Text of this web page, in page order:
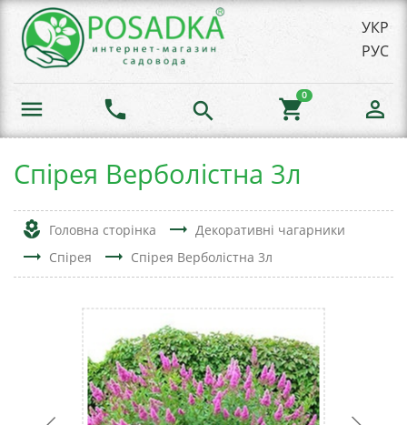
УКР
РУС
menu phone search shopping_cart
0
person_outline
Спірея Верболістна 3л
local_florist Головна сторінка trending_flat Декоративні чагарники
trending_flat Спірея trending_flat Спірея Верболістна 3л